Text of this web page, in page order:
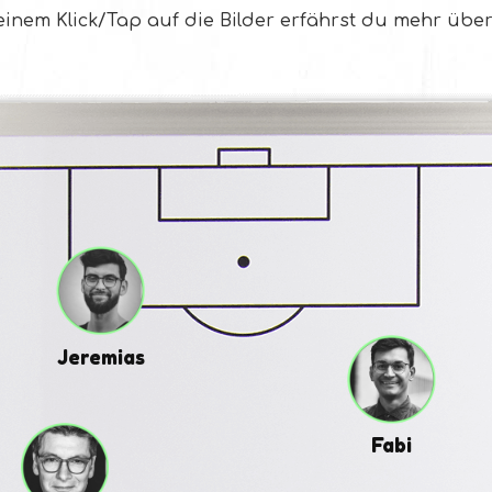
Klick/Tap auf die Bilder erfährst du mehr
Jeremias
Fabi